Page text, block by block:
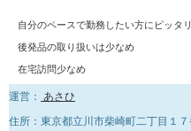
自分のペースで勤務したい方にピッタリ
後発品の取り扱いは少なめ
在宅訪問少なめ
運営：
あさひ
住所：東京都立川市柴崎町二丁目１